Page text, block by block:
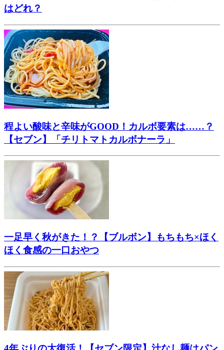
はどれ？
程よい酸味と辛味がGOOD！カルボ要素は……？
【セブン】「チリトマトカルボナーラ」
一足早く秋がきた！？【ブルボン】もちもち×ほく
ほく食感の一口おやつ